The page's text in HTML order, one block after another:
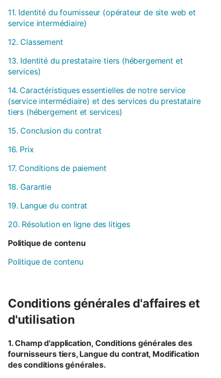
11. Identité du fournisseur (opérateur de site web et
service intermédiaire)
12. Classement
13. Identité du prestataire tiers (hébergement et
services)
14. Caractéristiques essentielles de notre service
(service intermédiaire) et des services du prestataire
tiers (hébergement et services)
15. Conclusion du contrat
16. Prix
17. Conditions de paiement
18. Garantie
19. Langue du contrat
20. Résolution en ligne des litiges
Politique de contenu
Politique de contenu
Conditions générales d'affaires et
d'utilisation
1. Champ d'application, Conditions générales des
fournisseurs tiers, Langue du contrat, Modification
des conditions générales.